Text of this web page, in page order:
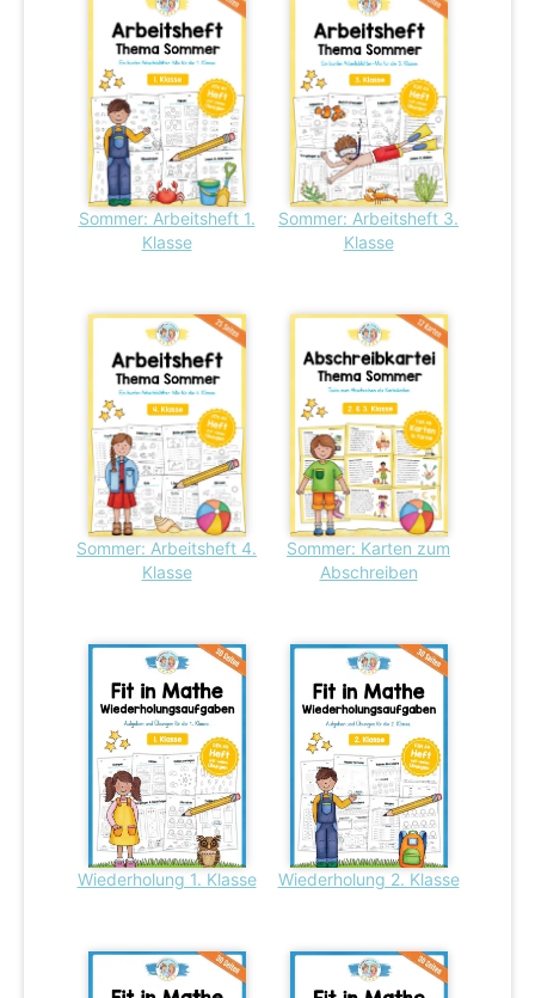
Sommer: Arbeitsheft 1.
Klasse
Sommer: Arbeitsheft 3.
Klasse
Sommer: Arbeitsheft 4.
Klasse
Sommer: Karten zum
Abschreiben
Wiederholung 1. Klasse Wiederholung 2. Klasse